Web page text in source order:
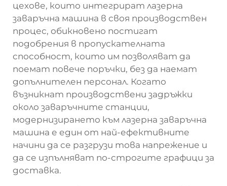
цехове, които интегрират лазерна
заваръчна машина в своя производствен
процес, обикновено постигат
подобрения в пропускателната
способност, които им позволяват да
поемат повече поръчки, без да наемат
допълнителен персонал. Когато
възникнат производствени задръжки
около заваръчните станции,
модернизирането към лазерна заваръчна
машина е един от най-ефективните
начини да се разгрузи това напрежение и
да се изпълняват по-строгите графици за
доставка.